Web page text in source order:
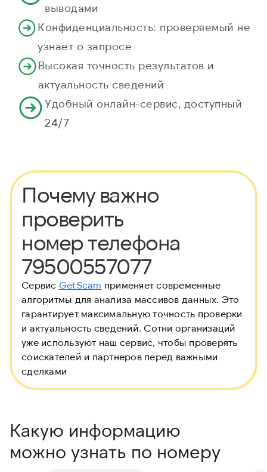
выводами
Конфиденциальность: проверяемый не
узнает о запросе
Высокая точность результатов и
актуальность сведений
Удобный онлайн-сервис, доступный
24/7
Почему важно
проверить
номер телефона
79500557077
Сервис GetScam применяет современные
алгоритмы для анализа массивов данных. Это
гарантирует максимальную точность проверки
и актуальность сведений. Сотни организаций
уже используют наш сервис, чтобы проверять
соискателей и партнеров перед важными
сделками
Какую информацию
можно узнать по номеру